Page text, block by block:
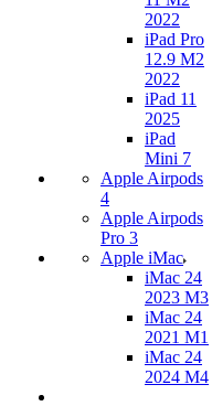
2022
iPad Pro
12.9 M2
2022
iPad 11
2025
iPad
Mini 7
Apple Airpods
4
Apple Airpods
Pro 3
Apple iMac
iMac 24
2023 M3
iMac 24
2021 M1
iMac 24
2024 M4